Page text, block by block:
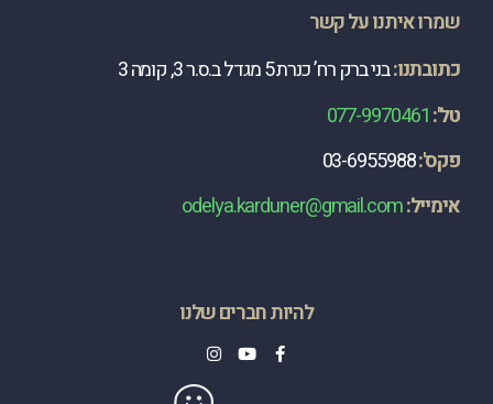
שמרו איתנו על קשר
כתובתנו:בני ברק רח’ כנרת 5 מגדל ב.ס.ר 3, קומה 3
טל':077-9970461
פקס':03-6955988
​אימייל:odelya.karduner@gmail.com
להיות חברים שלנו